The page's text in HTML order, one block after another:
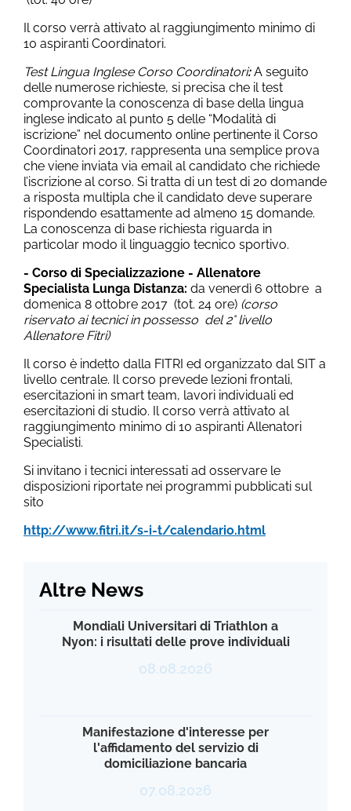
Il corso verrà attivato al raggiungimento minimo di
10 aspiranti Coordinatori.
Test Lingua Inglese Corso Coordinatori: A seguito
delle numerose richieste, si precisa che il test
comprovante la conoscenza di base della lingua
inglese indicato al punto 5 delle “Modalità di
iscrizione” nel documento online pertinente il Corso
Coordinatori 2017, rappresenta una semplice prova
che viene inviata via email al candidato che richiede
l’iscrizione al corso. Si tratta di un test di 20 domande
a risposta multipla che il candidato deve superare
rispondendo esattamente ad almeno 15 domande.
La conoscenza di base richiesta riguarda in
particolar modo il linguaggio tecnico sportivo.
- Corso di Specializzazione - Allenatore
Specialista Lunga Distanza: da venerdì 6 ottobre a
domenica 8 ottobre 2017 (tot. 24 ore) (corso
riservato ai tecnici in possesso del 2° livello
Allenatore Fitri)
Il corso è indetto dalla FITRI ed organizzato dal SIT a
livello centrale. Il corso prevede lezioni frontali,
esercitazioni in smart team, lavori individuali ed
esercitazioni di studio. Il corso verrà attivato al
raggiungimento minimo di 10 aspiranti Allenatori
Specialisti.
Si invitano i tecnici interessati ad osservare le
disposizioni riportate nei programmi pubblicati sul
sito
http://www.fitri.it/s-i-t/calendario.html
Altre News
Mondiali Universitari di Triathlon a
Nyon: i risultati delle prove individuali
08.08.2026
Manifestazione d'interesse per
l'affidamento del servizio di
domiciliazione bancaria
07.08.2026